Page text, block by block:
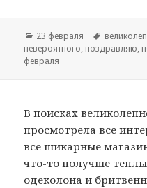
Рубрики
23 февраля Метки
невероятного, поздравляю,
февраля
В поисках
просмотрела все
все шикарные
что-то получше
одеколона и